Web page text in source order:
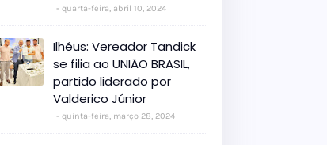
quarta-feira, abril 10, 2024
Ilhéus: Vereador Tandick
se filia ao UNIÃO BRASIL,
partido liderado por
Valderico Júnior
quinta-feira, março 28, 2024